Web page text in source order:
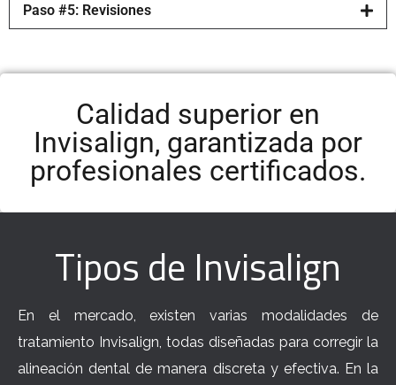
Paso #5: Revisiones
Calidad superior en
Invisalign, garantizada por
profesionales certificados.
Tipos de Invisalign
En el mercado, existen varias modalidades de
tratamiento Invisalign, todas diseñadas para corregir la
alineación dental de manera discreta y efectiva. En la